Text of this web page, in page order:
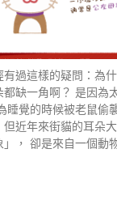
有過這樣的疑問：為
都缺一角啊？ 是因為
睡覺的時候被老鼠偷
但近年來街貓的耳朵
」， 卻是來自一個動